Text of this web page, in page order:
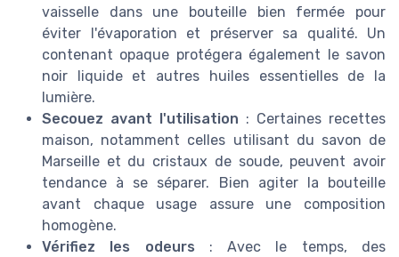
vaisselle dans une bouteille bien fermée pour
éviter l'évaporation et préserver sa qualité. Un
contenant opaque protégera également le savon
noir liquide et autres huiles essentielles de la
lumière.
Secouez avant l'utilisation : Certaines recettes
maison, notamment celles utilisant du savon de
Marseille et du cristaux de soude, peuvent avoir
tendance à se séparer. Bien agiter la bouteille
avant chaque usage assure une composition
homogène.
Vérifiez les odeurs : Avec le temps, des